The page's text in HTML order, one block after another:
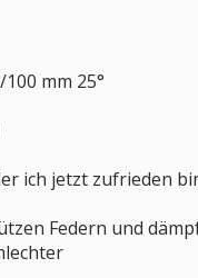
mm 25°
ich jetzt zufrieden
Federn und